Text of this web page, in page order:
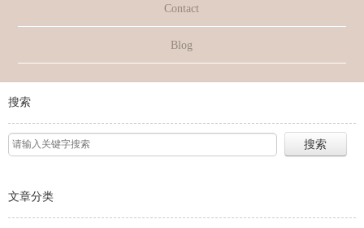
Contact
Blog
搜索
文章分类